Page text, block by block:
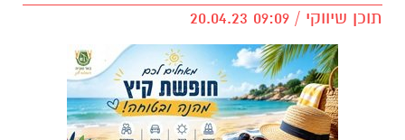
תוכן שיווקי / 09:09 20.04.23